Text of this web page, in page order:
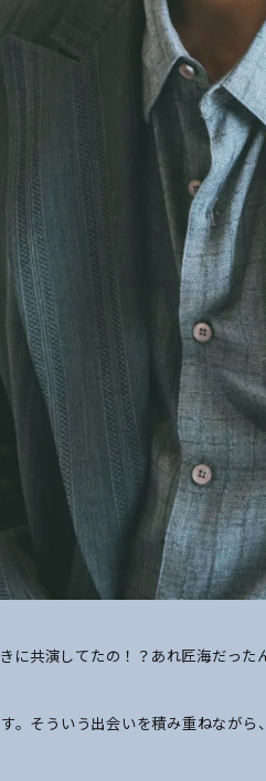
に共演してたの！？あれ匠海だった
す。そういう出会いを積み重ねなが